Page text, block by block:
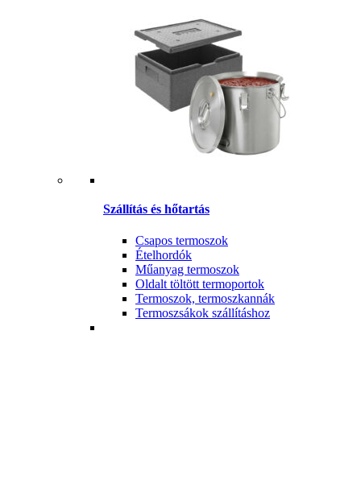
Szállítás és hőtartás
Csapos termoszok
Ételhordók
Műanyag termoszok
Oldalt töltött termoportok
Termoszok, termoszkannák
Termoszsákok szállításhoz